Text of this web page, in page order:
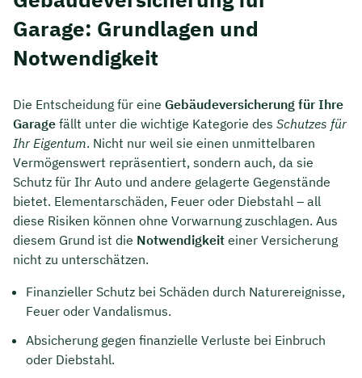
Garage: Grundlagen und
Notwendigkeit
Die Entscheidung für eine Gebäudeversicherung für Ihre
Garage fällt unter die wichtige Kategorie des Schutzes für
Ihr Eigentum. Nicht nur weil sie einen unmittelbaren
Vermögenswert repräsentiert, sondern auch, da sie
Schutz für Ihr Auto und andere gelagerte Gegenstände
bietet. Elementarschäden, Feuer oder Diebstahl – all
diese Risiken können ohne Vorwarnung zuschlagen. Aus
diesem Grund ist die Notwendigkeit einer Versicherung
nicht zu unterschätzen.
Finanzieller Schutz bei Schäden durch Naturereignisse,
Feuer oder Vandalismus.
Absicherung gegen finanzielle Verluste bei Einbruch
oder Diebstahl.